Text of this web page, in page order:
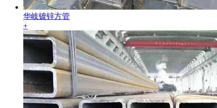
华岐镀锌方管
+